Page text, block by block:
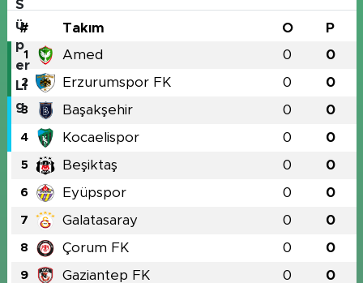
# Takım O P
1 Amed 0 0
2 Erzurumspor FK 0 0
3 Başakşehir 0 0
4 Kocaelispor 0 0
5 Beşiktaş 0 0
6 Eyüpspor 0 0
7 Galatasaray 0 0
8 Çorum FK 0 0
9 Gaziantep FK 0 0